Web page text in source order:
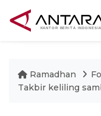
Ramadhan
Takbir keliling